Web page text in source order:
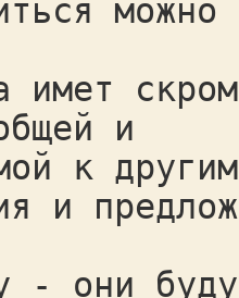
можно
имет
и
к
и
- они